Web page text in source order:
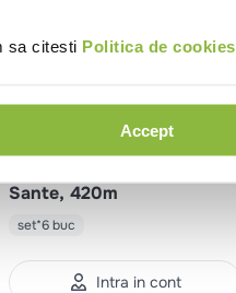
sa citesti Politica de cookies
Accept
Sante, 420m
set*6 buc
Intra in cont